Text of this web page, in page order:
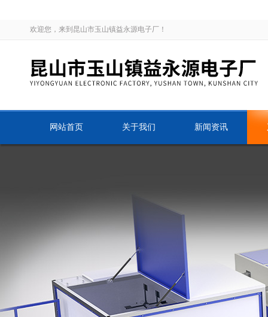
欢迎您，来到昆山市玉山镇益永源电子厂！
网站首页 关于我们 新闻资讯